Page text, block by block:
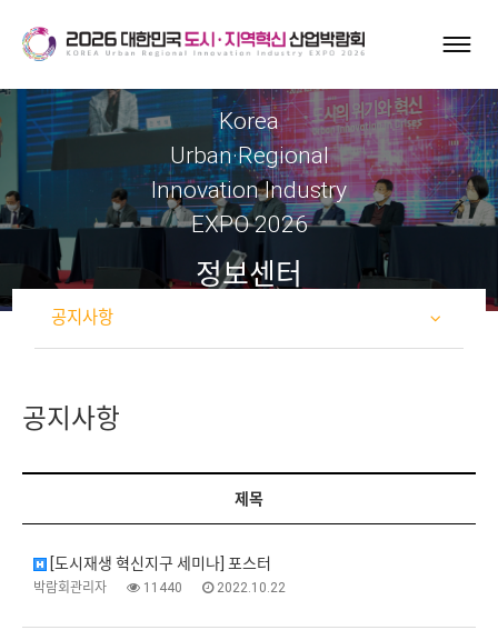
Korea
Urban·Regional
Innovation Industry
EXPO 2026
정보센터
공지사항
공지사항
제목
[도시재생 혁신지구 세미나] 포스터
박람회관리자 11440 2022.10.22